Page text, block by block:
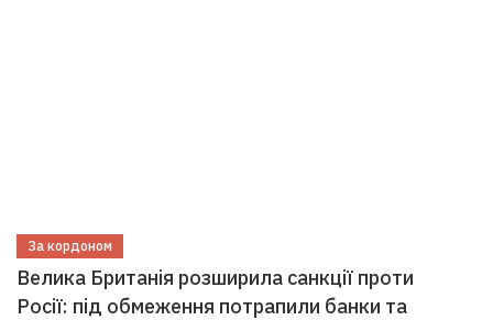
За кордоном
Велика Британія розширила санкції проти
Росії: під обмеження потрапили банки та